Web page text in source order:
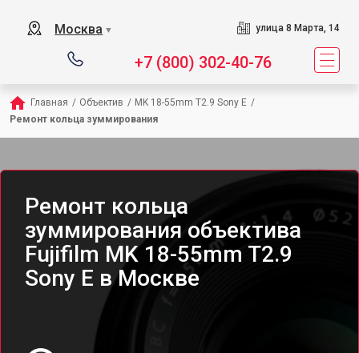
Москва ▼ улица 8 Марта, 14
+7 (800) 302-40-76
Главная / Объектив / MK 18-55mm T2.9 Sony E /
Ремонт кольца зуммирования
Ремонт кольца
зуммирования объектива
Fujifilm MK 18-55mm T2.9
Sony E в Москве